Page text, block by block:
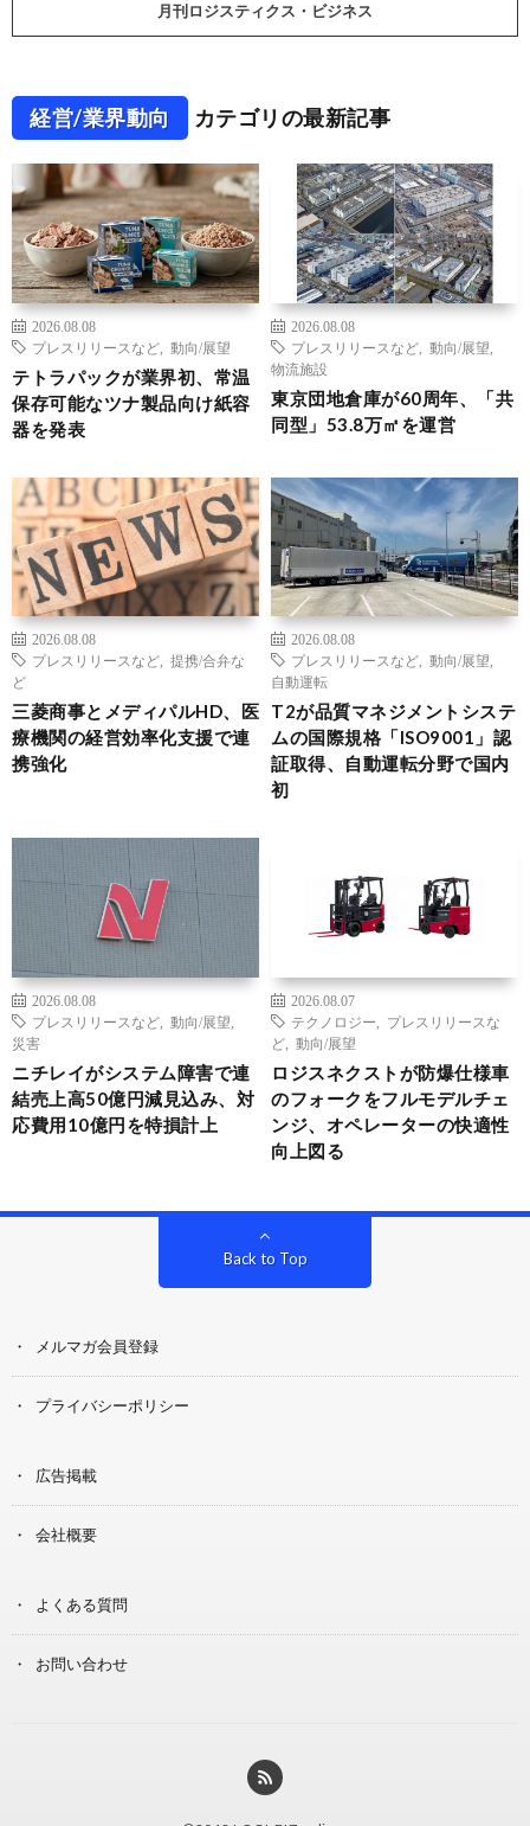
月刊ロジスティクス・ビジネス
経営/業界動向 カテゴリの最新記事
2026.08.08
プレスリリースなど
動向/展望
テトラパックが業界初、常温
保存可能なツナ製品向け紙容
器を発表
2026.08.08
プレスリリースなど
動向/展望
物流施設
東京団地倉庫が60周年、「共
同型」53.8万㎡を運営
2026.08.08
プレスリリースなど
提携/合弁な
ど
三菱商事とメディパルHD、医
療機関の経営効率化支援で連
携強化
2026.08.08
プレスリリースなど
動向/展望
自動運転
T2が品質マネジメントシステ
ムの国際規格「ISO9001」認
証取得、自動運転分野で国内
初
2026.08.08
プレスリリースなど
動向/展望
災害
ニチレイがシステム障害で連
結売上高50億円減見込み、対
応費用10億円を特損計上
2026.08.07
テクノロジー
プレスリリースな
ど
動向/展望
ロジスネクストが防爆仕様車
のフォークをフルモデルチェ
ンジ、オペレーターの快適性
向上図る
Back to Top
メルマガ会員登録
プライバシーポリシー
広告掲載
会社概要
よくある質問
お問い合わせ